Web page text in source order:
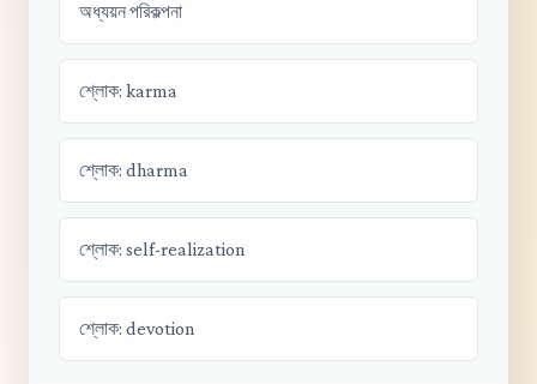
অধ্যয়ন পরিকল্পনা
শ্লোক: karma
শ্লোক: dharma
শ্লোক: self-realization
শ্লোক: devotion